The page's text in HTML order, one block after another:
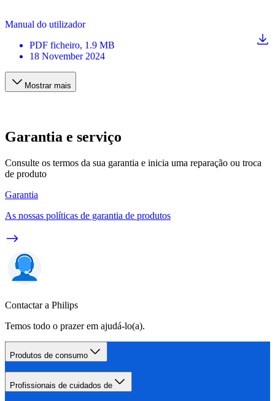
Manual do utilizador
PDF ficheiro, 1.9 MB
18 November 2024
Mostrar mais
Garantia e serviço
Consulte os termos da sua garantia e inicia uma reparação ou troca
de produto
Garantia
As nossas políticas de garantia de produtos
Contactar a Philips
Temos todo o prazer em ajudá-lo(a).
Produtos de consumo
Profissionais de cuidados de